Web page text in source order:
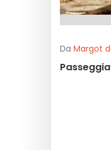
Da Margot